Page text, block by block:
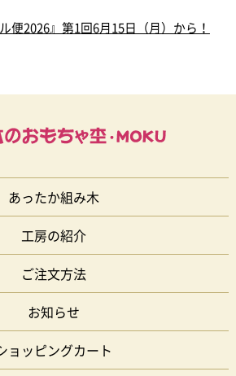
便2026』第1回6月15日（月）から！
あったか組み木
工房の紹介
ご注文方法
お知らせ
ョッピングカート